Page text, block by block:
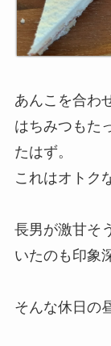
あんこを合わ
はちみつもた
たはず。
これはオトク
長男が激甘そ
いたのも印象
そんな休日の